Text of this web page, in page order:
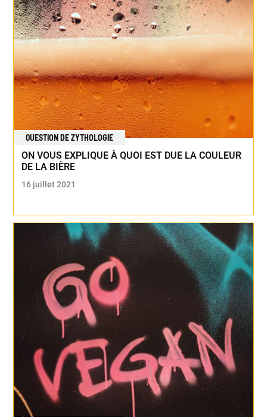
QUESTION DE ZYTHOLOGIE
ON VOUS EXPLIQUE À QUOI EST DUE LA COULEUR
DE LA BIÈRE
16 juillet 2021